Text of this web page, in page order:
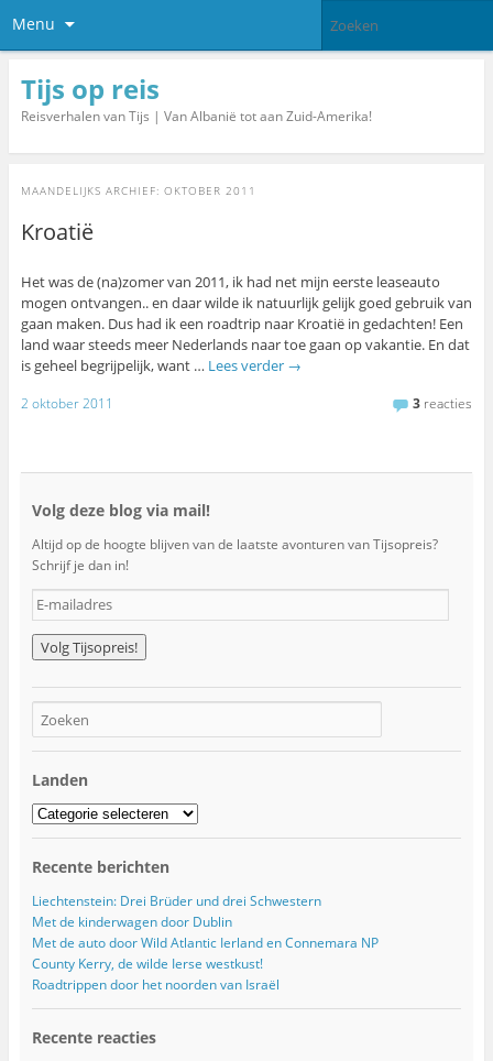
Menu
Tijs op reis
Reisverhalen van Tijs | Van Albanië tot aan Zuid-Amerika!
MAANDELIJKS ARCHIEF: OKTOBER 2011
Kroatië
Het was de (na)zomer van 2011, ik had net mijn eerste leaseauto
mogen ontvangen.. en daar wilde ik natuurlijk gelijk goed gebruik van
gaan maken. Dus had ik een roadtrip naar Kroatië in gedachten! Een
land waar steeds meer Nederlands naar toe gaan op vakantie. En dat
is geheel begrijpelijk, want … Lees verder →
2 oktober 2011 3 reacties
Volg deze blog via mail!
Altijd op de hoogte blijven van de laatste avonturen van Tijsopreis?
Schrijf je dan in!
E
-
m
a
i
l
e
s
Landen
Landen
Recente berichten
Liechtenstein: Drei Brüder und drei Schwestern
Met de kinderwagen door Dublin
Met de auto door Wild Atlantic Ierland en Connemara NP
County Kerry, de wilde Ierse westkust!
Roadtrippen door het noorden van Israël
Recente reacties